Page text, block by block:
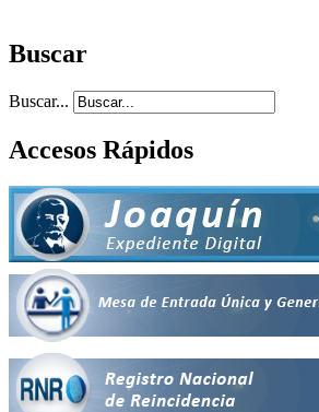
Buscar
Buscar...
Accesos Rápidos